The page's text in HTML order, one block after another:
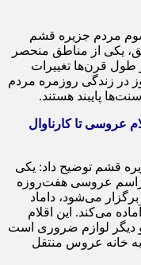
مردم جزیره قشم
یکی از مناطق منحصر
طول قرن‌ها تغییرات
در زندگی روزمره مردم
پایبند هستند.
عروسی تا کارناوال
قشم توضیح داد: یکی
عروسی هفت‌روزه
می‌شود، داماد
می‌کند. این اقلام
دیگر لوازم ضروری است
خانه عروس منتقل